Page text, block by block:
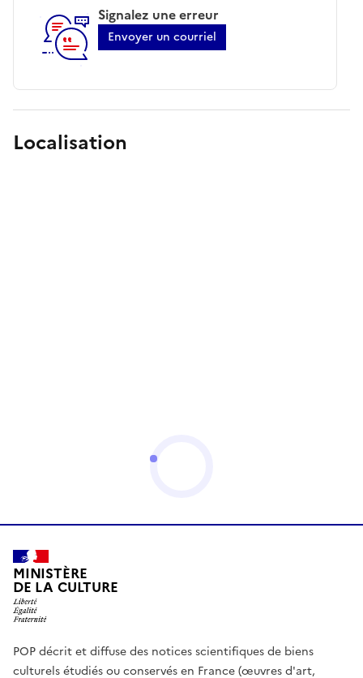
Signalez une erreur
Envoyer un courriel
Localisation
MINISTÈRE
DE LA CULTURE
POP décrit et diffuse des notices scientifiques de biens
culturels étudiés ou conservés en France (œuvres d'art,